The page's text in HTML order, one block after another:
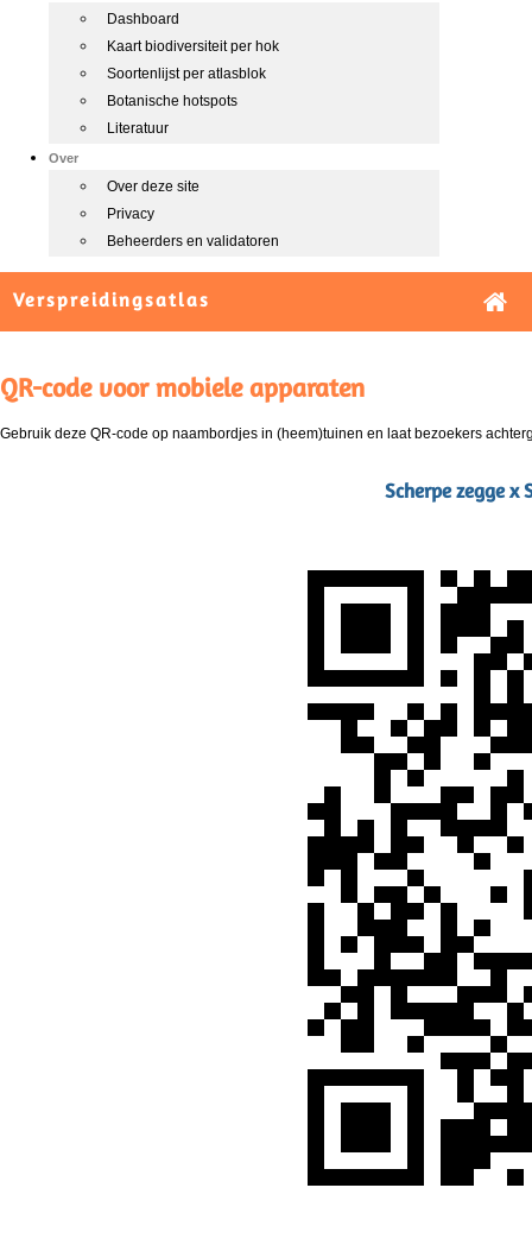
Dashboard
Kaart biodiversiteit per hok
Soortenlijst per atlasblok
Botanische hotspots
Literatuur
Over
Over deze site
Privacy
Beheerders en validatoren
Verspreidingsatlas
QR-code voor mobiele apparaten
Gebruik deze QR-code op naambordjes in (heem)tuinen en laat bezoekers
Scherpe zegge x